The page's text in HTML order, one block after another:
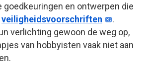
goedkeuringen en ontwerpen die
veiligheidsvoorschriften
.
verlichting gewoon de weg op,
van hobbyisten vaak niet aan